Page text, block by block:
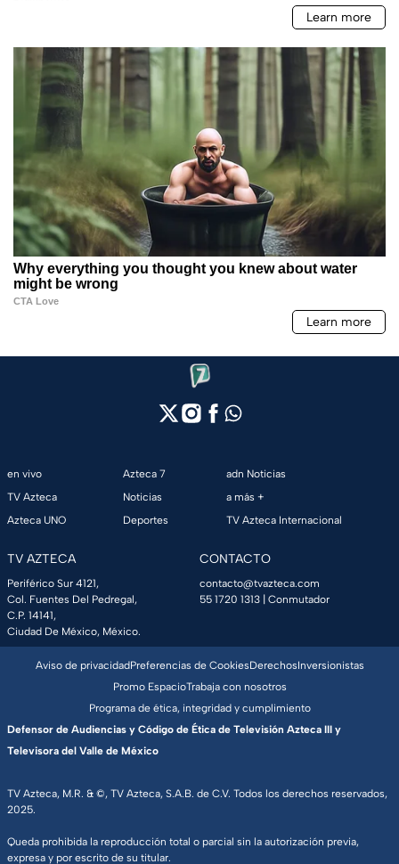
en vivo
TV Azteca
Azteca UNO
Azteca 7
Noticias
Deportes
adn Noticias
a más +
TV Azteca Internacional
TV AZTECA
Periférico Sur 4121,
Col. Fuentes Del Pedregal,
C.P. 14141,
Ciudad De México, México.
CONTACTO
contacto@tvazteca.com
55 1720 1313 | Conmutador
TV Azteca, M.R. & ©, TV Azteca, S.A.B. de C.V. Todos los derechos reservados,
2025.
Queda prohibida la reproducción total o parcial sin la autorización previa,
expresa y por escrito de su titular.
Aviso de privacidadPreferencias de CookiesDerechosInversionistas
Promo EspacioTrabaja con nosotros
Programa de ética, integridad y cumplimiento
Defensor de Audiencias y Código de Ética de Televisión Azteca III y
Televisora del Valle de México